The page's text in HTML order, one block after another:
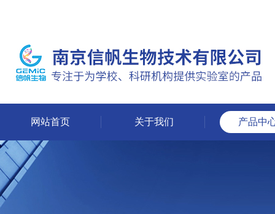
网站首页 关于我们 产品中